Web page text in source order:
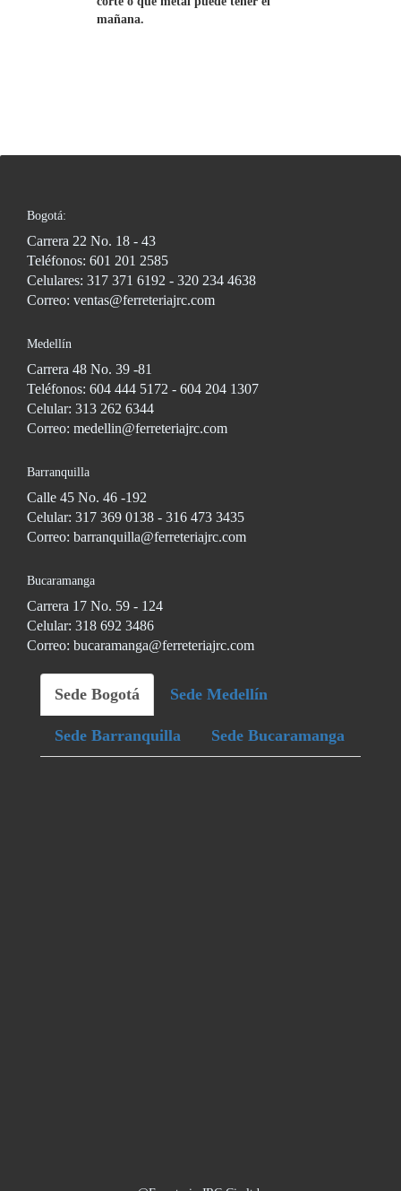
mañana.
Bogotá:
Carrera 22 No. 18 - 43
Teléfonos: 601 201 2585
Celulares: 317 371 6192 - 320 234 4638
Correo: ventas@ferreteriajrc.com
Medellín
Carrera 48 No. 39 -81
Teléfonos: 604 444 5172 - 604 204 1307
Celular: 313 262 6344
Correo: medellin@ferreteriajrc.com
Barranquilla
Calle 45 No. 46 -192
Celular: 317 369 0138 - 316 473 3435
Correo: barranquilla@ferreteriajrc.com
Bucaramanga
Carrera 17 No. 59 - 124
Celular: 318 692 3486
Correo: bucaramanga@ferreteriajrc.com
Sede Bogotá Sede Medellín
Sede Barranquilla Sede Bucaramanga